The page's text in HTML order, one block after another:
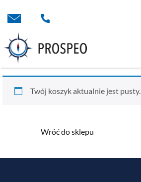
do
Twój koszyk aktualnie jest pusty.
Wróć do sklepu